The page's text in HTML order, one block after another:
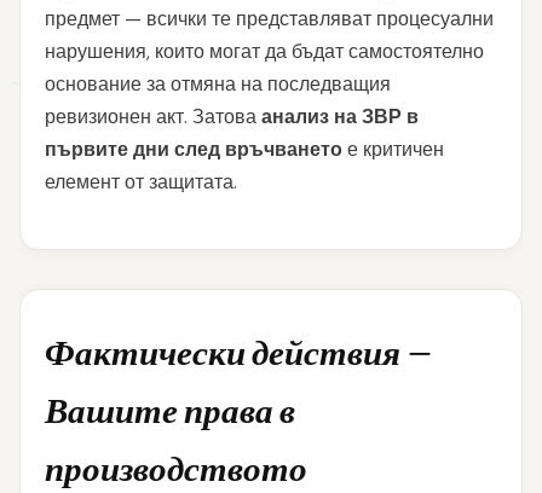
предмет — всички те представляват процесуални
нарушения, които могат да бъдат самостоятелно
основание за отмяна на последващия
ревизионен акт. Затоваанализ на ЗВР в
първите дни след връчванетое критичен
елемент от защитата.
Фактически действия —
Вашите права в
производството